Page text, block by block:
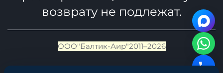
размера или цвета обмену и